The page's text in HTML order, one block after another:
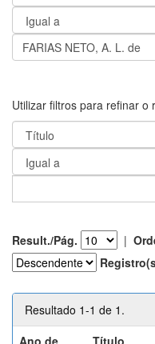
Utilizar filtros para refinar o
Result./Pág. |
Resultado 1-1 de 1.
Ano de
Título